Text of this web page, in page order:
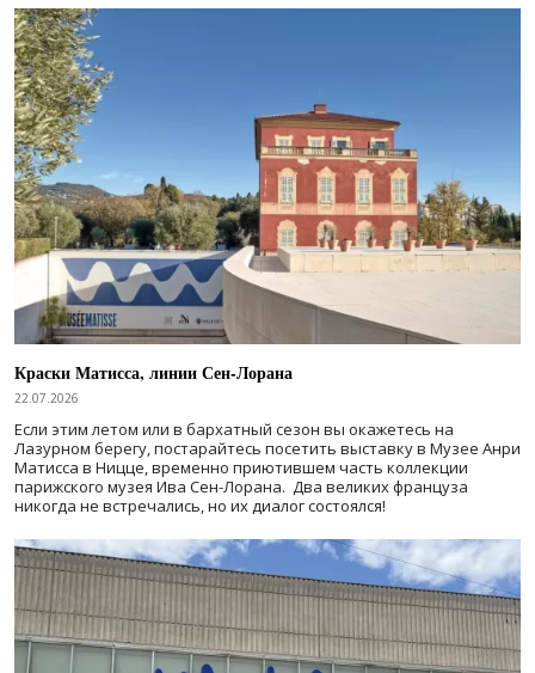
Краски Матисса, линии Сен-Лорана
22.07.2026
Если этим летом или в бархатный сезон вы окажетесь на
Лазурном берегу, постарайтесь посетить выставку в Музее Анри
Матисса в Ницце, временно приютившем часть коллекции
парижского музея Ива Сен-Лорана. Два великих француза
никогда не встречались, но их диалог состоялся!